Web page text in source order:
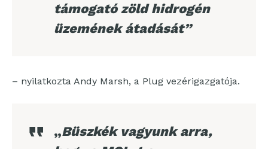
támogató zöld hidrogén
üzemének átadását”
– nyilatkozta Andy Marsh, a Plug vezérigazgatója.
„Büszkék vagyunk arra,